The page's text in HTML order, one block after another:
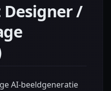
/
AI-beeldgeneratie